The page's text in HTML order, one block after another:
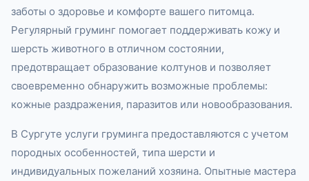
заботы о здоровье и комфорте вашего питомца.
Регулярный груминг помогает поддерживать кожу и
шерсть животного в отличном состоянии,
предотвращает образование колтунов и позволяет
своевременно обнаружить возможные проблемы:
кожные раздражения, паразитов или новообразования.
В Сургуте услуги груминга предоставляются с учетом
породных особенностей, типа шерсти и
индивидуальных пожеланий хозяина. Опытные мастера